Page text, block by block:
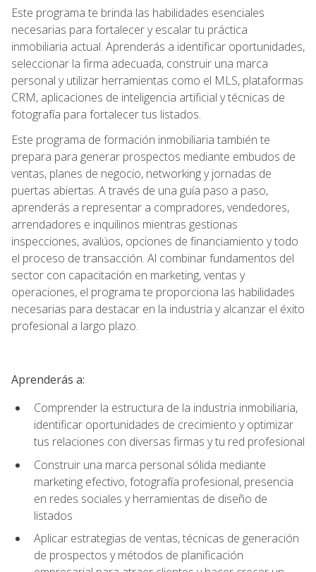
Este programa te brinda las habilidades esenciales
necesarias para fortalecer y escalar tu práctica
inmobiliaria actual. Aprenderás a identificar oportunidades,
seleccionar la firma adecuada, construir una marca
personal y utilizar herramientas como el MLS, plataformas
CRM, aplicaciones de inteligencia artificial y técnicas de
fotografía para fortalecer tus listados.
Este programa de formación inmobiliaria también te
prepara para generar prospectos mediante embudos de
ventas, planes de negocio, networking y jornadas de
puertas abiertas. A través de una guía paso a paso,
aprenderás a representar a compradores, vendedores,
arrendadores e inquilinos mientras gestionas
inspecciones, avalúos, opciones de financiamiento y todo
el proceso de transacción. Al combinar fundamentos del
sector con capacitación en marketing, ventas y
operaciones, el programa te proporciona las habilidades
necesarias para destacar en la industria y alcanzar el éxito
profesional a largo plazo.
Aprenderás a:
Comprender la estructura de la industria inmobiliaria,
identificar oportunidades de crecimiento y optimizar
tus relaciones con diversas firmas y tu red profesional
Construir una marca personal sólida mediante
marketing efectivo, fotografía profesional, presencia
en redes sociales y herramientas de diseño de
listados
Aplicar estrategias de ventas, técnicas de generación
de prospectos y métodos de planificación